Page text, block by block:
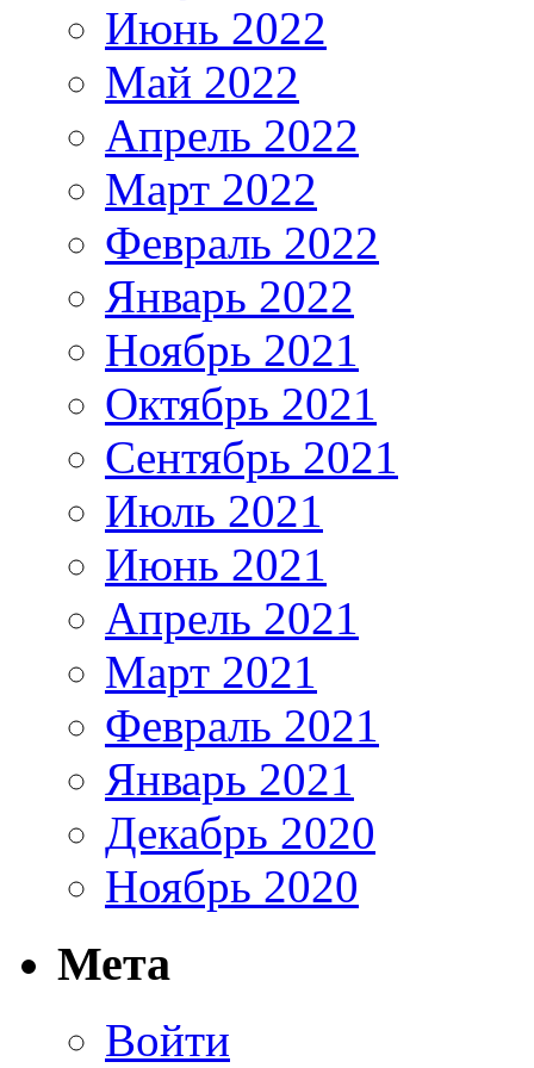
Июнь 2022
Май 2022
Апрель 2022
Март 2022
Февраль 2022
Январь 2022
Ноябрь 2021
Октябрь 2021
Сентябрь 2021
Июль 2021
Июнь 2021
Апрель 2021
Март 2021
Февраль 2021
Январь 2021
Декабрь 2020
Ноябрь 2020
Мета
Войти